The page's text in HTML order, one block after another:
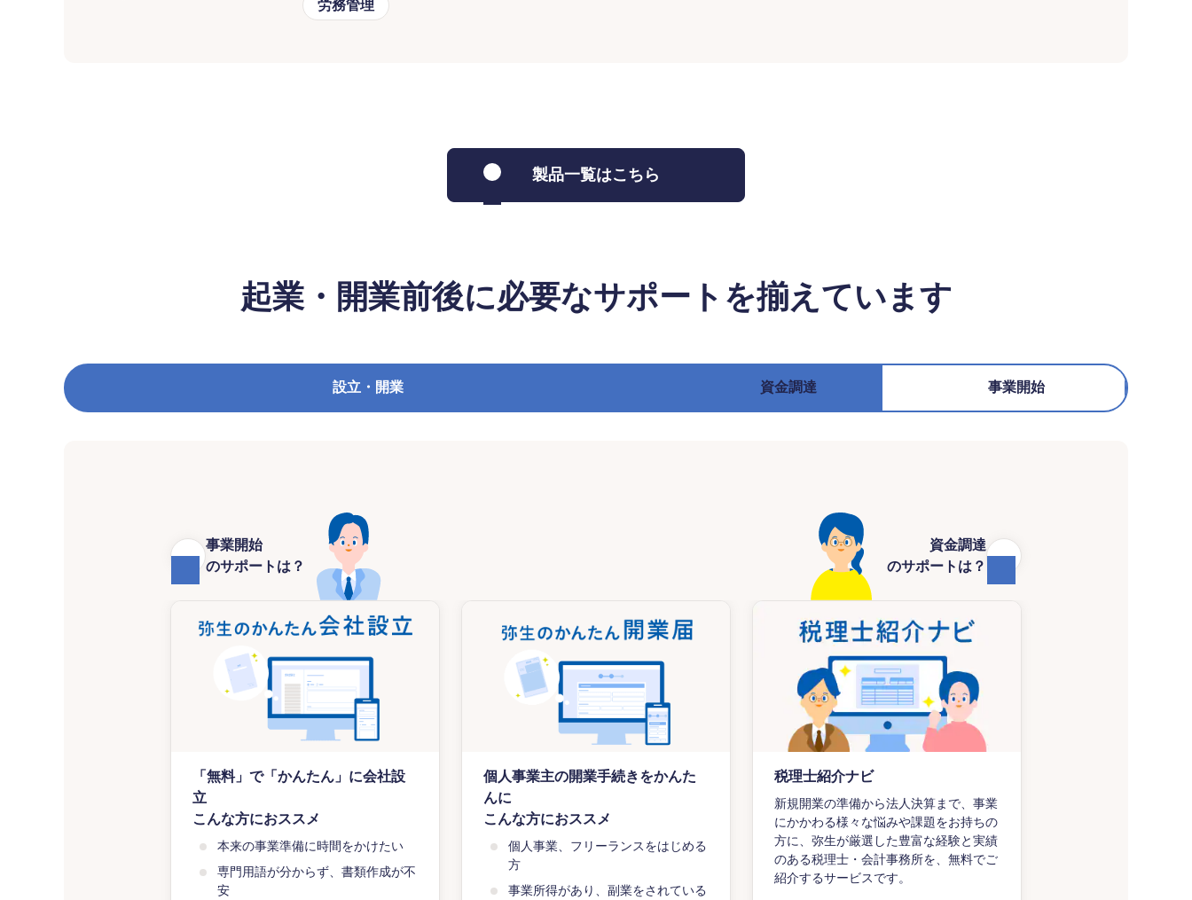
労務管理
製品一覧はこちら
起業・開業前後に必要なサポートを揃えています
設立・開業 資金調達 事業開始
事業開始
のサポートは？
「無料」で「かんたん」に会社設
立
こんな方におススメ
本来の事業準備に時間をかけたい
専門用語が分からず、書類作成が不
安
個人事業主の開業手続きをかんた
んに
こんな方におススメ
個人事業、フリーランスをはじめる
方
事業所得があり、副業をされている
税理士紹介ナビ
新規開業の準備から法人決算まで、事業
にかかわる様々な悩みや課題をお持ちの
方に、弥生が厳選した豊富な経験と実績
のある税理士・会計事務所を、無料でご
紹介するサービスです。
資金調達
のサポートは？